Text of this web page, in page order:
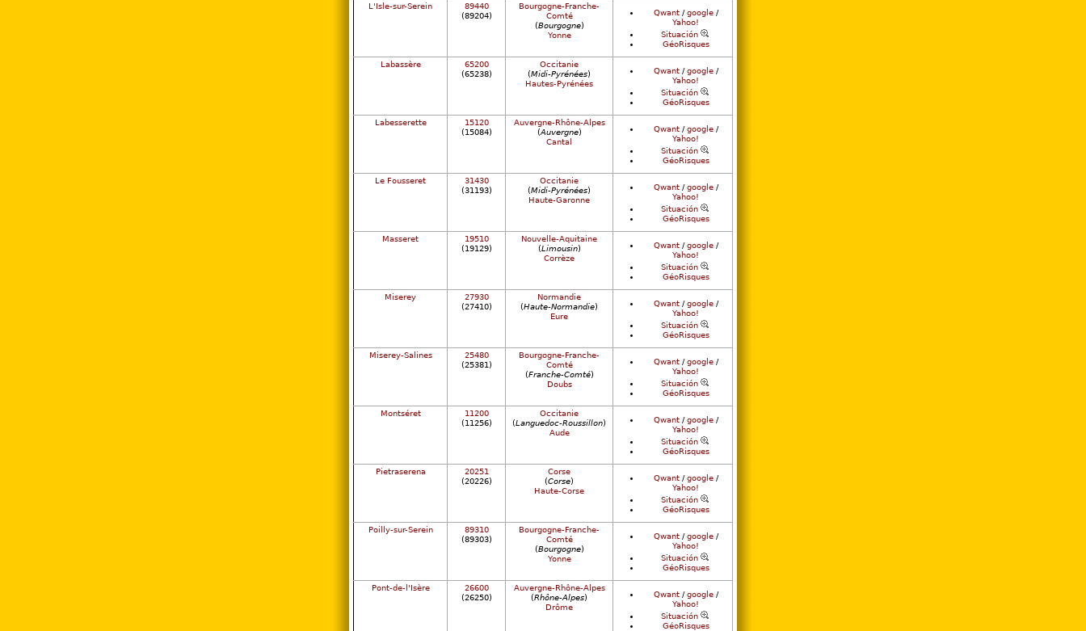
L'Isle-sur-Serein
89440
(89204)
Bourgogne-Franche-
Comté
(Bourgogne)
Yonne
Qwant/google/
Yahoo!
Situación
GéoRisques
Labassère
65200
(65238)
Occitanie
(Midi-Pyrénées)
Hautes-Pyrénées
Qwant/google/
Yahoo!
Situación
GéoRisques
Labesserette
15120
(15084)
Auvergne-Rhône-Alpes
(Auvergne)
Cantal
Qwant/google/
Yahoo!
Situación
GéoRisques
Le Fousseret
31430
(31193)
Occitanie
(Midi-Pyrénées)
Haute-Garonne
Qwant/google/
Yahoo!
Situación
GéoRisques
Masseret
19510
(19129)
Nouvelle-Aquitaine
(Limousin)
Corrèze
Qwant/google/
Yahoo!
Situación
GéoRisques
Miserey
27930
(27410)
Normandie
(Haute-Normandie)
Eure
Qwant/google/
Yahoo!
Situación
GéoRisques
Miserey-Salines
25480
(25381)
Bourgogne-Franche-
Comté
(Franche-Comté)
Doubs
Qwant/google/
Yahoo!
Situación
GéoRisques
Montséret
11200
(11256)
Occitanie
(Languedoc-Roussillon)
Aude
Qwant/google/
Yahoo!
Situación
GéoRisques
Pietraserena
20251
(20226)
Corse
(Corse)
Haute-Corse
Qwant/google/
Yahoo!
Situación
GéoRisques
Poilly-sur-Serein
89310
(89303)
Bourgogne-Franche-
Comté
(Bourgogne)
Yonne
Qwant/google/
Yahoo!
Situación
GéoRisques
Pont-de-l'Isère
26600
(26250)
Auvergne-Rhône-Alpes
(Rhône-Alpes)
Drôme
Qwant/google/
Yahoo!
Situación
GéoRisques